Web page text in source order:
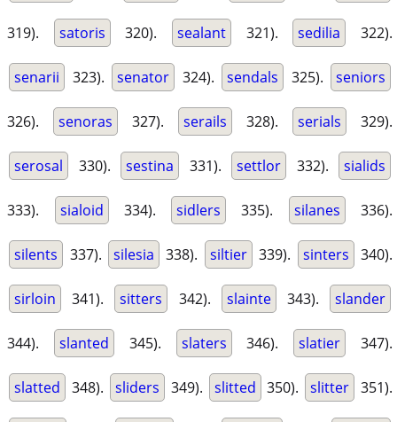
319). satoris 320). sealant 321). sedilia 322).
senarii 323). senator 324). sendals 325). seniors
326). senoras 327). serails 328). serials 329).
serosal 330). sestina 331). settlor 332). sialids
333). sialoid 334). sidlers 335). silanes 336).
silents 337). silesia 338). siltier 339). sinters 340).
sirloin 341). sitters 342). slainte 343). slander
344). slanted 345). slaters 346). slatier 347).
slatted 348). sliders 349). slitted 350). slitter 351).